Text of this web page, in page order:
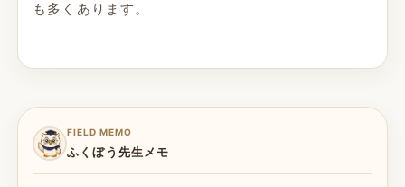
も多くあります。
FIELD MEMO
ふくぼう先生メモ